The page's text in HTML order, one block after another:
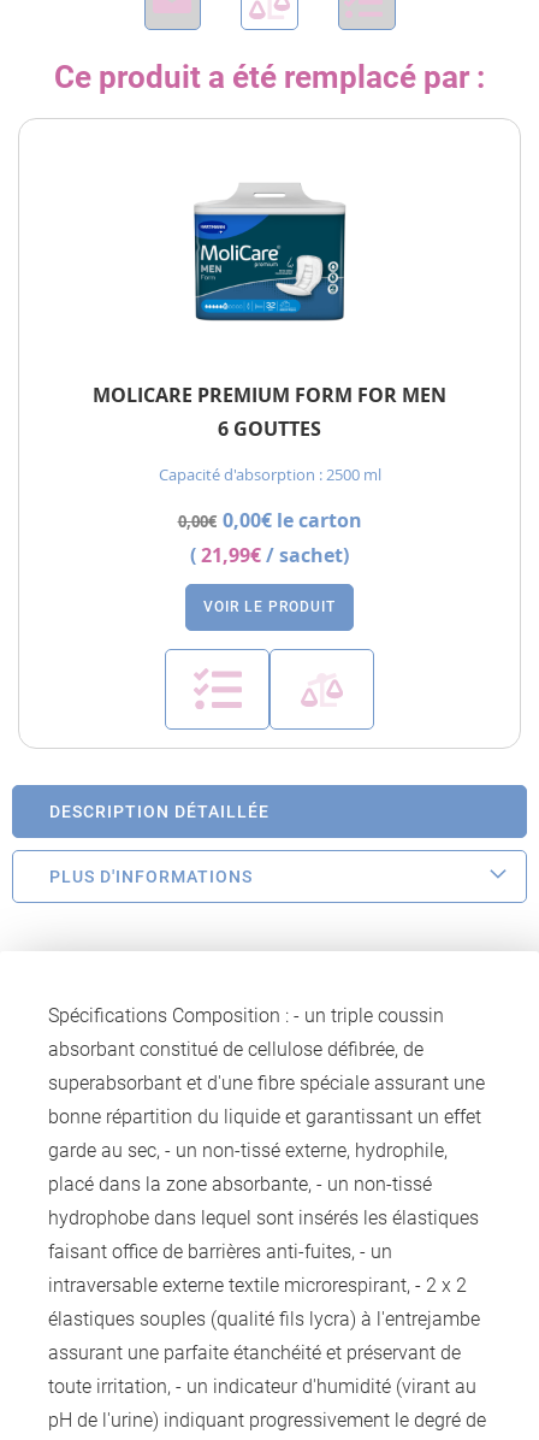
Ce produit a été remplacé par :
MOLICARE PREMIUM FORM FOR MEN
6 GOUTTES
Capacité d'absorption : 2500 ml
0,00€ 0,00€ le carton
(21,99€/ sachet)
VOIR LE PRODUIT
DESCRIPTION DÉTAILLÉE
PLUS D'INFORMATIONS
Spécifications Composition : - un triple coussin
absorbant constitué de cellulose défibrée, de
superabsorbant et d'une fibre spéciale assurant une
bonne répartition du liquide et garantissant un effet
garde au sec, - un non-tissé externe, hydrophile,
placé dans la zone absorbante, - un non-tissé
hydrophobe dans lequel sont insérés les élastiques
faisant office de barrières anti-fuites, - un
intraversable externe textile microrespirant, - 2 x 2
élastiques souples (qualité fils lycra) à l'entrejambe
assurant une parfaite étanchéité et préservant de
toute irritation, - un indicateur d'humidité (virant au
pH de l'urine) indiquant progressivement le degré de